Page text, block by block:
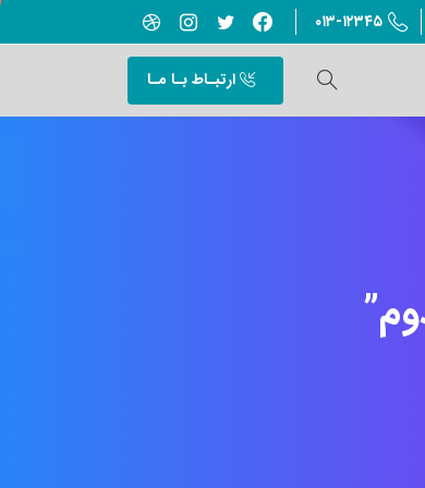
۰۱۳-۱۲۳۴۵
ارتبـاط بـا مـا